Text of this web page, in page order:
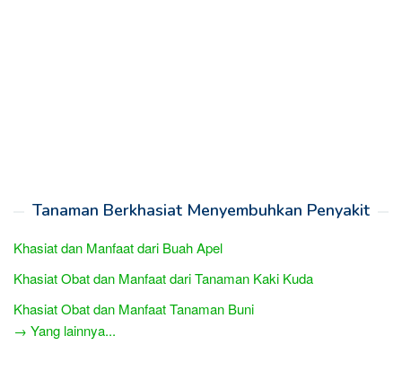
Tanaman Berkhasiat Menyembuhkan Penyakit
Khasiat dan Manfaat dari Buah Apel
Khasiat Obat dan Manfaat dari Tanaman Kaki Kuda
Khasiat Obat dan Manfaat Tanaman Buni
→ Yang lainnya...